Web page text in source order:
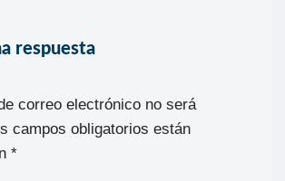
respuesta
correo electrónico no será
campos obligatorios están
*